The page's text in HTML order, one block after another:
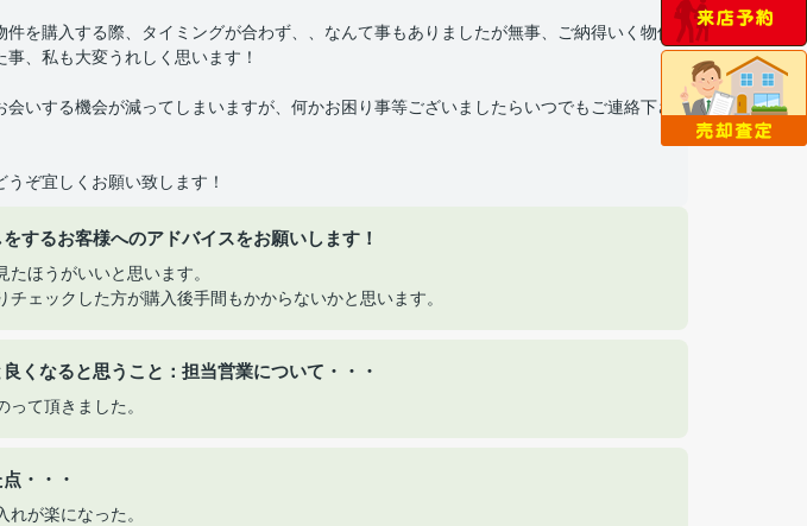
件を購入する際、タイミングが合わず、、なんて事もありましたが無事、ご納得いく物件
事、私も大変うれしく思います！
会いする機会が減ってしまいますが、何かお困り事等ございましたらいつでもご連絡下さ
うぞ宜しくお願い致します！
するお客様へのアドバイスをお願いします！
たほうがいいと思います。
チェックした方が購入後手間もかからないかと思います。
くなると思うこと：担当営業について・・・
て頂きました。
・・・
が楽になった。